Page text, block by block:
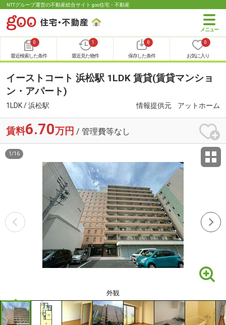
NTTグループ運営の不動産総合サイト goo住宅・不動産
0
最近検索した条件
1
最近見た物件
0
保存した条件
0
お気に入り
イーストコート 浜松駅 1LDK 賃貸(賃貸マンショ
ン・アパート)
1LDK / 浜松駅 情報提供元 アットホーム
賃料6.70万円 / 管理費等なし
外観
1 /16